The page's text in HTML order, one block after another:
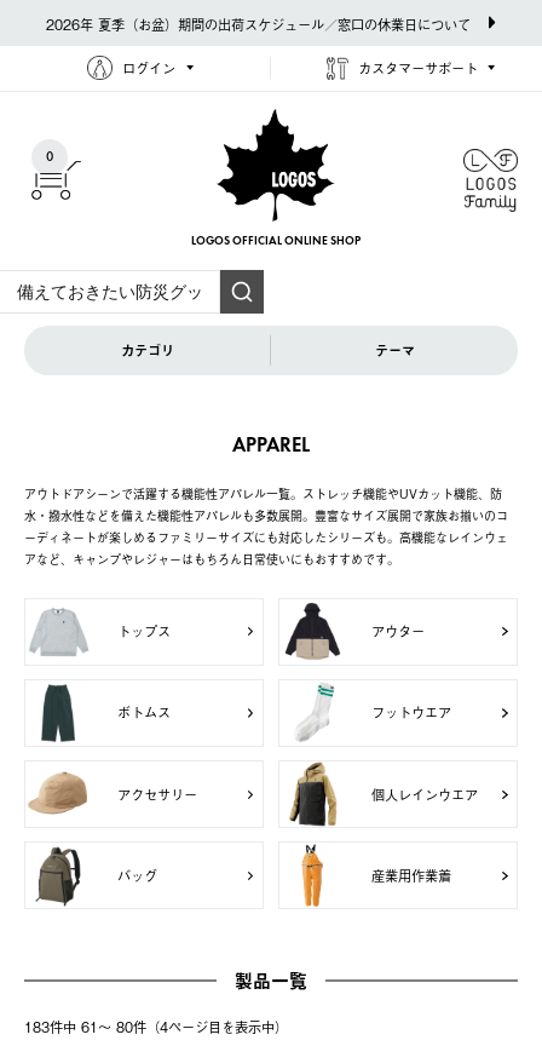
2026年 夏季（お盆）期間の出荷スケジュール／窓口の休業日について
ログイン カスタマーサポート
0
LOGOS OFFICIAL ONLINE SHOP
カテゴリ テーマ
APPAREL
アウトドアシーンで活躍する機能性アパレル一覧。ストレッチ機能やUVカット機能、防
水・撥水性などを備えた機能性アパレルも多数展開。豊富なサイズ展開で家族お揃いのコ
ーディネートが楽しめるファミリーサイズにも対応したシリーズも。高機能なレインウェ
アなど、キャンプやレジャーはもちろん日常使いにもおすすめです。
トップス アウター
ボトムス フットウエア
アクセサリー 個人レインウエア
バッグ 産業用作業着
製品一覧
183件中 61〜 80件（4ページ⽬を表⽰中）